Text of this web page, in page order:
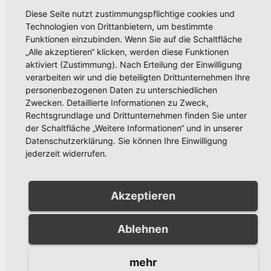
Visier unbekannter
Täter
Möhnestraße
leicht verletzt –
Fahrer entfernte
sich vom Unfallort
Versuchter Einbruch in
Mehrfamilienhaus in Alt-
Diese Seite nutzt zustimmungspflichtige cookies und
Technologien von Drittanbietern, um bestimmte
Funktionen einzubinden. Wenn Sie auf die Schaltfläche
„Alle akzeptieren“ klicken, werden diese Funktionen
aktiviert (Zustimmung). Nach Erteilung der Einwilligung
verarbeiten wir und die beteiligten Drittunternehmen Ihre
personenbezogenen Daten zu unterschiedlichen
Zwecken. Detaillierte Informationen zu Zweck,
Rechtsgrundlage und Drittunternehmen finden Sie unter
der Schaltfläche „Weitere Informationen“ und in unserer
Datenschutzerklärung. Sie können Ihre Einwilligung
jederzeit widerrufen.
Akzeptieren
Ablehnen
mehr